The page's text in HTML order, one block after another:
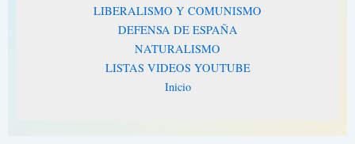
LIBERALISMO Y COMUNISMO
DEFENSA DE ESPAÑA
NATURALISMO
LISTAS VIDEOS YOUTUBE
Inicio